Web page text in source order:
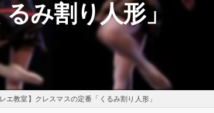
み割り人形」
エ教室】クレスマスの定番「くるみ割り人形」